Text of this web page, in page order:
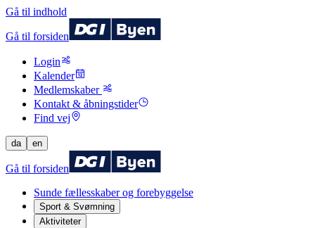
Gå til indhold
Gå til forsiden
Login
Kalender
Medlemskaber
Kontakt & åbningstider
Find vej
da en
Gå til forsiden
Sunde fællesskaber og forebyggelse
Sport & Svømning
Aktiviteter